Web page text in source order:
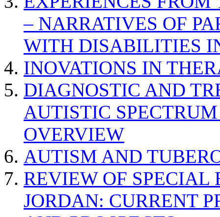
– NARRATIVES OF
WITH DISABILITIES
INOVATIONS IN
DIAGNOSTIC AND
AUTISTIC
OVERVIEW
AUTISM AND
REVIEW OF SPECIAL
JORDAN: CURRENT